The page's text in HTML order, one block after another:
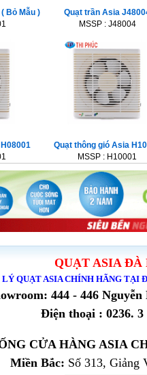
Bỏ Mẫu )
Quạt trần Asia
MSSP : J48004
Quạt thông gió Asia
MSSP : H10001
QUẠT ASIA ĐÀ
QUẠT ASIA CHÍNH HÃNG TẠI
444 - 446
Điện thoại : 0236. 3
CỬA HÀNG ASIA
Miền Bắc: Số 313, Giảng